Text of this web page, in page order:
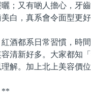
；又有啲人擔心，牙
白，真系會令面型更
都系日常習慣，時間
清新好多。大家都知
解。加上北上美容價
**